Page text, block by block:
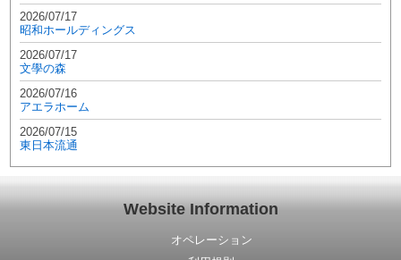
2026/07/17
昭和ホールディングス
2026/07/17
文學の森
2026/07/16
アエラホーム
2026/07/15
東日本流通
Website Information
オペレーション